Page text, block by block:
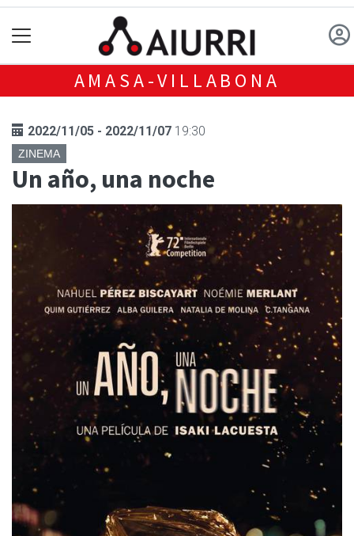
AMASA-VILLABONA
2022/11/05 - 2022/11/07 19:30
ZINEMA
Un año, una noche